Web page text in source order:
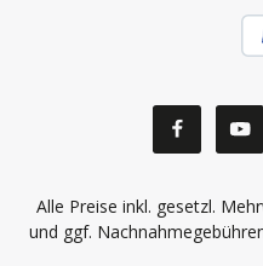
Alle Preise inkl. gesetzl.
und ggf.